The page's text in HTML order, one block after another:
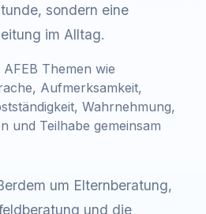
sondern eine
im Alltag.
Themen wie
Aufmerksamkeit,
Wahrnehmung,
und Teilhabe gemeinsam
um Elternberatung,
und die